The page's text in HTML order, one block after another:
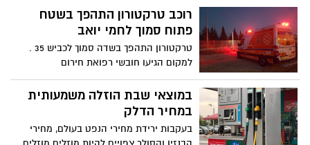
השף קונדיטור" אבל לוקח רק דברים טובים
מהחוויה. מבחינת "הבצקיסט בנשמה", שזכה
הקונדיטוריה שהוא מנהל בקיבוץ היסטריה
רוכב טרקטורון התהפך בשטח
פתוח סמוך לחמי יואב
טרקטורון התהפך בשדה סמוך לכביש 35 .
למקום הגיעו חובשי רפואת חירום
ופארמדיקים של מד"א העניקו טיפול רפואי
לבן 21 ופינו אותו שהוא עם שבר בגפיים
התחתונות במצב בינוני לחדר הטראומה בבית
החולים ברזילי באשקלון.
במוצאי שבת הוזלה משמעותית
במחיר הדלק
בעקבות ירידת מחירי הנפט בעולם, מחירי